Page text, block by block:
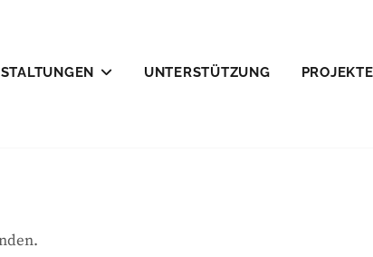
UNTERSTÜTZUNG PROJEKTE